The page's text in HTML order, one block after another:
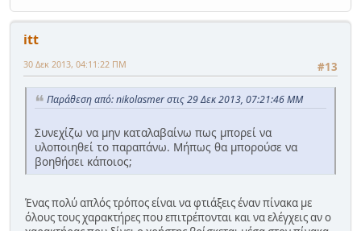
itt
#13
30 Δεκ 2013, 04:11:22 ΠΜ
Παράθεση από: nikolasmer στις 29 Δεκ 2013, 07:21:46 ΜΜ
Συνεχίζω να μην καταλαβαίνω πως μπορεί να
υλοποιηθεί το παραπάνω. Μήπως θα μπορούσε να
βοηθήσει κάποιος;
Ένας πολύ απλός τρόπος είναι να φτιάξεις έναν πίνακα με
όλους τους χαρακτήρες που επιτρέπονται και να ελέγχεις αν ο